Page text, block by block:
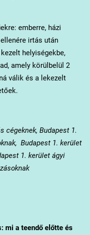
emberre, házi
irtás után
helyiségekbe,
amely körülbelül 2
válik és a lekezelt
cégeknek, Budapest 1.
Budapest 1. kerület
1. kerület ágyi
mi a teendő előtte és